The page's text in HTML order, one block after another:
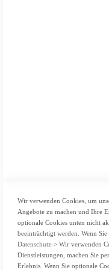
Ihr Gerät
Wir folgen
Langlebigkeit
und rauen
Unser Ziel ist
wir nach
KONTAKT
Wir verwenden Cookies, um
Angebote zu machen und Ihre
optionale Cookies unten nicht
beeinträchtigt werden. Wenn
Datenschutz-> Wir verwenden
Dienstleistungen, machen Sie
Erlebnis. Wenn Sie optionale